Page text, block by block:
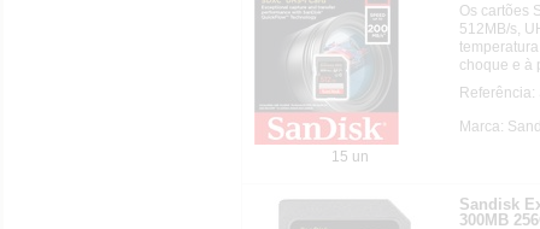
15 un
Os cartões
512MB/s,
choque e à
Marca:
Sandisk
300MB